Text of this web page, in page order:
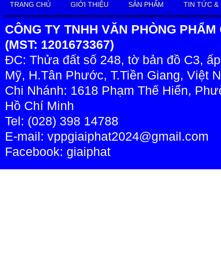
TRANG CHỦ GIỚI THIỆU SẢN PHẨM TIN TỨC &
CÔNG TY TNHH VĂN PHÒNG PHẨM
(MST: 1201673367)
ĐC: Thửa đất số 248, tờ bản đồ C3,
Mỹ, H.Tân Phước, T.Tiền Giang, Việt
Chi Nhánh: 1618 Phạm Thế Hiển,
Hồ Chí Minh
Tel: (028) 398 14788
E-mail: vppgiaiphat2024@gmail.com
Facebook: giaiphat